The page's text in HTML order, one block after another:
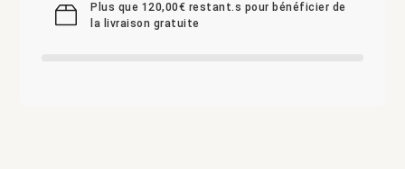
Plus que 120,00€ restant.s pour bénéficier de
la livraison gratuite